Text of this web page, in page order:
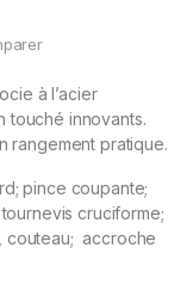
à l’acier
touché innovants.
rangement pratique.
pince coupante;
cruciforme;
couteau; accroche